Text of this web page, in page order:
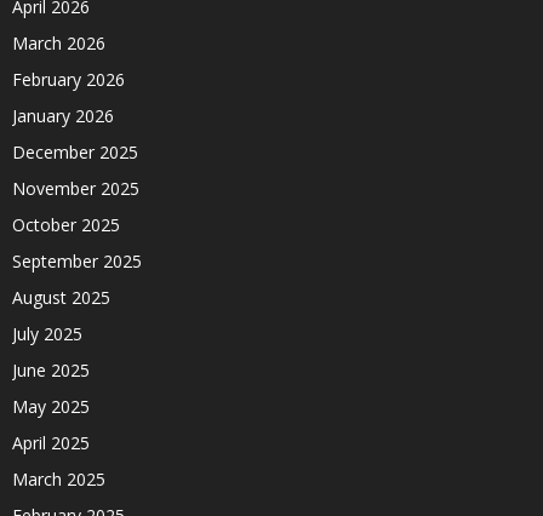
April 2026
March 2026
February 2026
January 2026
December 2025
November 2025
October 2025
September 2025
August 2025
July 2025
June 2025
May 2025
April 2025
March 2025